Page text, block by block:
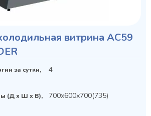
витрина AC59
за сутки,
4
(Д х Ш х В),
700х600х700(735)